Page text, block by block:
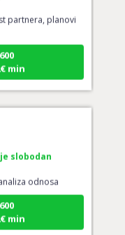
partnera, planovi
min
odnosa
min